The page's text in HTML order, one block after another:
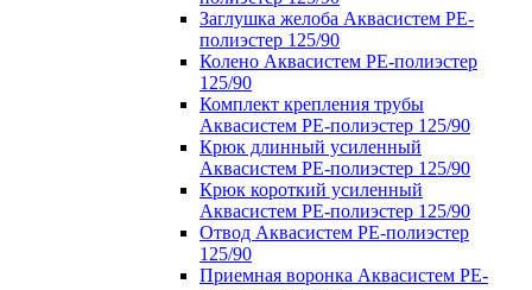
Заглушка желоба Аквасистем PE-
полиэстер 125/90
Колено Аквасистем PE-полиэстер
125/90
Комплект крепления трубы
Аквасистем PE-полиэстер 125/90
Крюк длинный усиленный
Аквасистем PE-полиэстер 125/90
Крюк короткий усиленный
Аквасистем PE-полиэстер 125/90
Отвод Аквасистем РЕ-полиэстер
125/90
Приемная воронка Аквасистем PE-